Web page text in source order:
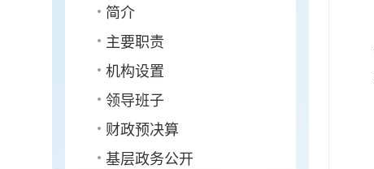
简介
主要职责
机构设置
领导班子
财政预决算
基层政务公开